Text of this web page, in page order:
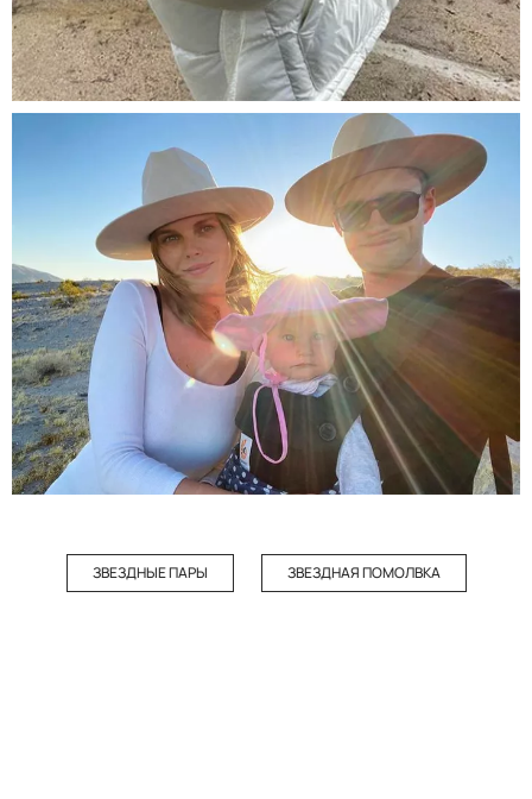
ЗВЕЗДНЫЕ ПАРЫ ЗВЕЗДНАЯ ПОМОЛВКА